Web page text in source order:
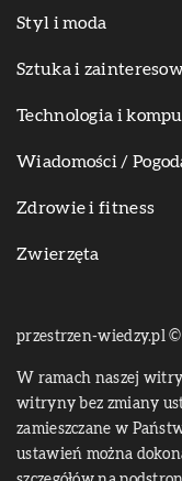
Styl i moda
Sztuka i
Technologia i
Wiadomości /
Zdrowie i fitness
Zwierzęta
przestrzen-wiedzy.pl ©
W ramach naszej
witryny bez zmiany
zamieszczane w
ustawień można